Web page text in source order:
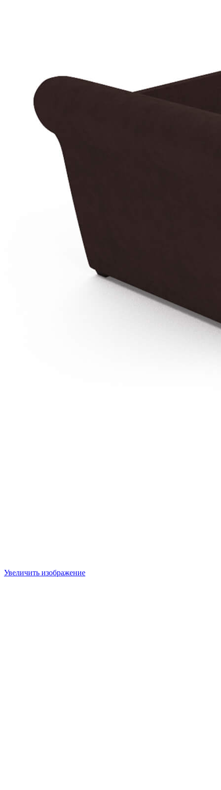
Увеличить изображение